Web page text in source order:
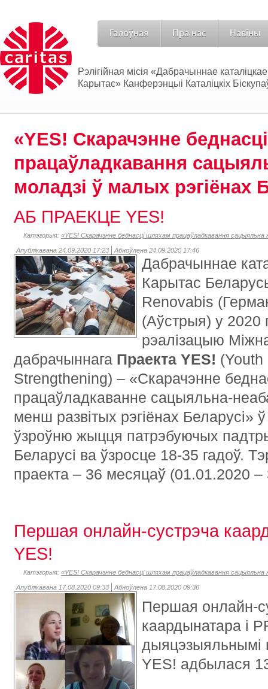
Галоўная Пра нас Навіны
Рэлігійная місія «Дабрачыннае
Карытас» Канферэнцыі Каталіцкіх
«YES! Скарачэнне
працаўладкавання
моладзі ў малых рэгіёнах
АБ ПРАЕКЦЕ YES!
Катэгорыя: «YES! Скарачэнне беднасці шляхам працаўладкавання сацыяльна
Апублікавана 24.09.2020 17:23 Абноўлена 24.09.2020 17:46
Дабрачыннае
Карытас
Renovabis
(Аўстрыя) у 2020
рэалізацыю
дабрачыннага Праекта YES!
Strengthening) – «Скарачэнне
працаўладкаванне сацыяльна-
менш развітых рэгіёнах Беларусі»
ўзроўню жыцця патрэбуючых
Беларусі ва ўзросце 18-35 гадоў.
праекта – 36 месяцаў (01.01.2020
Першая онлайн-сустрэча
YES!
Катэгорыя: «YES! Скарачэнне беднасці шляхам працаўладкавання сацыяльна
Апублікавана 17.08.2020 09:33 Абноўлена 17.08.2020 09:36
Першая онлайн-
каардынатара і
дыяцэзыяльнымі
YES! адбылася